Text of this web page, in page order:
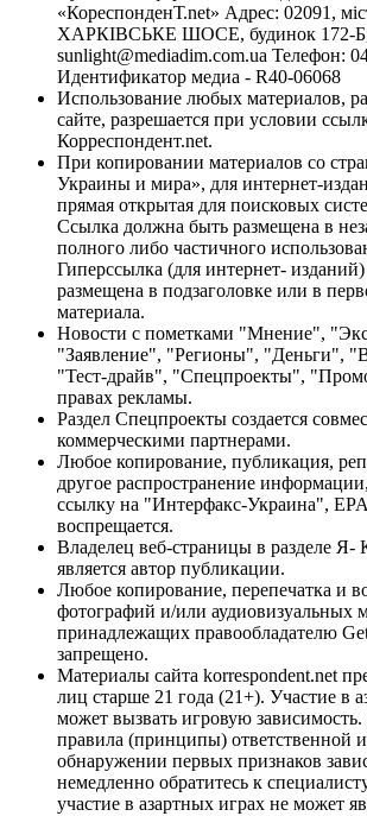
«КореспонденТ.net» Адрес: 02091,
ХАРКІВСЬКЕ ШОСЕ, будинок 172-Б,
sunlight@mediadim.com.ua Телефон:
Идентификатор медиа - R40-06068
Использование любых материалов,
сайте, разрешается при условии
Корреспондент.net.
При копировании материалов со
Украины и мира», для интернет-
прямая открытая для поисковых
Ссылка должна быть размещена в
полного либо частичного
Гиперссылка (для интернет-
размещена в подзаголовке или в
материала.
Новости с пометками "Мнение",
"Заявление", "Регионы", "Деньги",
"Тест-драйв", "Спецпроекты",
правах рекламы.
Раздел Спецпроекты создается
коммерческими партнерами.
Любое копирование, публикация,
другое распространение
ссылку на "Интерфакс-Украина",
воспрещается.
Владелец веб-страницы в разделе Я-
является автор публикации.
Любое копирование, перепечатка и
фотографий и/или аудиовизуальных
принадлежащих правообладателю
запрещено.
Материалы сайта korrespondent.net
лиц старше 21 года (21+). Участие в
может вызвать игровую
правила (принципы) ответственной
обнаружении первых признаков
немедленно обратитесь к
участие в азартных играх не может